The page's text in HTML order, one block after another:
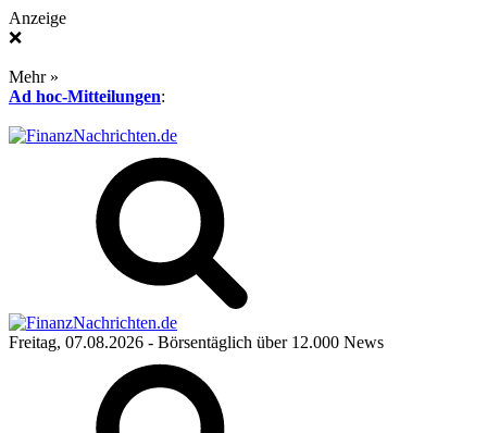
Anzeige
❌
Mehr »
Ad hoc-Mitteilungen:
Freitag, 07.08.2026 - Börsentäglich über 12.000 News